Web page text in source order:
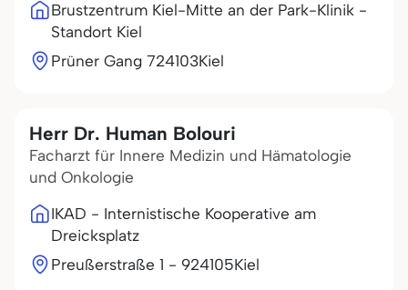
Brustzentrum Kiel-Mitte an der Park-Klinik -
Standort Kiel
Prüner Gang 724103Kiel
Herr Dr. Human Bolouri
Facharzt für Innere Medizin und Hämatologie
und Onkologie
IKAD - Internistische Kooperative am
Dreicksplatz
Preußerstraße 1 - 924105Kiel